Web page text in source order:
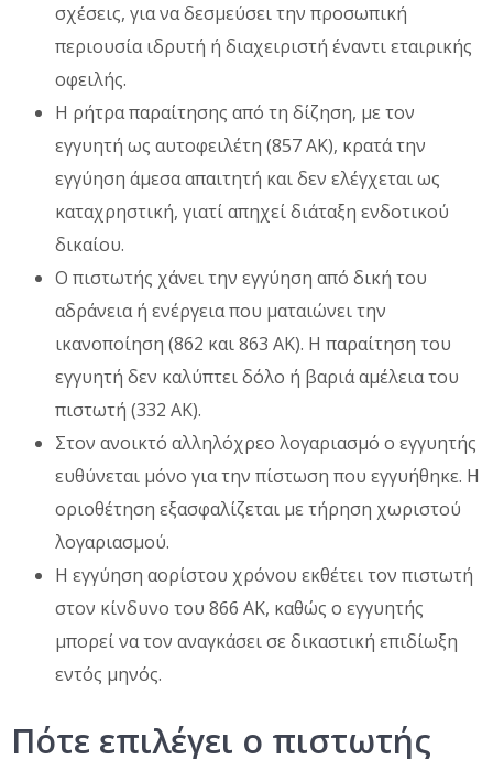
σχέσεις, για να δεσμεύσει την προσωπική
περιουσία ιδρυτή ή διαχειριστή έναντι εταιρικής
οφειλής.
Η ρήτρα παραίτησης από τη δίζηση, με τον
εγγυητή ως αυτοφειλέτη (857 ΑΚ), κρατά την
εγγύηση άμεσα απαιτητή και δεν ελέγχεται ως
καταχρηστική, γιατί απηχεί διάταξη ενδοτικού
δικαίου.
Ο πιστωτής χάνει την εγγύηση από δική του
αδράνεια ή ενέργεια που ματαιώνει την
ικανοποίηση (862 και 863 ΑΚ). Η παραίτηση του
εγγυητή δεν καλύπτει δόλο ή βαριά αμέλεια του
πιστωτή (332 ΑΚ).
Στον ανοικτό αλληλόχρεο λογαριασμό ο εγγυητής
ευθύνεται μόνο για την πίστωση που εγγυήθηκε. Η
οριοθέτηση εξασφαλίζεται με τήρηση χωριστού
λογαριασμού.
Η εγγύηση αορίστου χρόνου εκθέτει τον πιστωτή
στον κίνδυνο του 866 ΑΚ, καθώς ο εγγυητής
μπορεί να τον αναγκάσει σε δικαστική επιδίωξη
εντός μηνός.
Πότε επιλέγει ο πιστωτής